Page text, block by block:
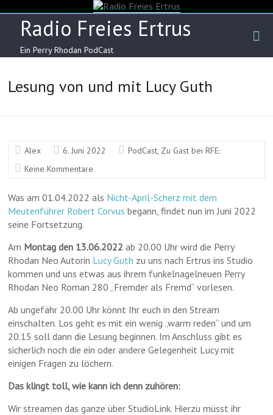
to
contentRadio Freies Ertrus
Ein Perry Rhodan PodCast
Lesung von und mit Lucy Guth
Alex 6. Juni 2022 PodCast, Zu Gast bei RFE:
Keine Kommentare
Was am 01.04.2022 als Nicht-April-Scherz mit dem
Meutenführer Robert Corvus begann, findet nun im Juni 2022
seine Fortsetzung.
Am Montag den 13.06.2022 ab 20.00 Uhr wird die Perry
Rhodan Neo Autorin Lucy Guth zu uns nach Ertrus ins Studio
kommen und uns etwas aus ihrem funkelnagelneuen Perry
Rhodan Neo Roman 280 „Fremder als Fremd“ vorlesen.
Ab ungefähr 20.00 Uhr könnt Ihr euch in den Stream
einschalten. Los geht es mit ein wenig „warm reden“ und um
20.15 soll dann die Lesung beginnen. Im Anschluss gibt es
sicherlich noch die ein oder andere Gelegenheit Lucy mit
einigen Fragen zu löchern.
Das klingt toll, wie kann ich denn zuhören:
Wir streamen das ganze über StudioLink. Hierzu müsst ihr